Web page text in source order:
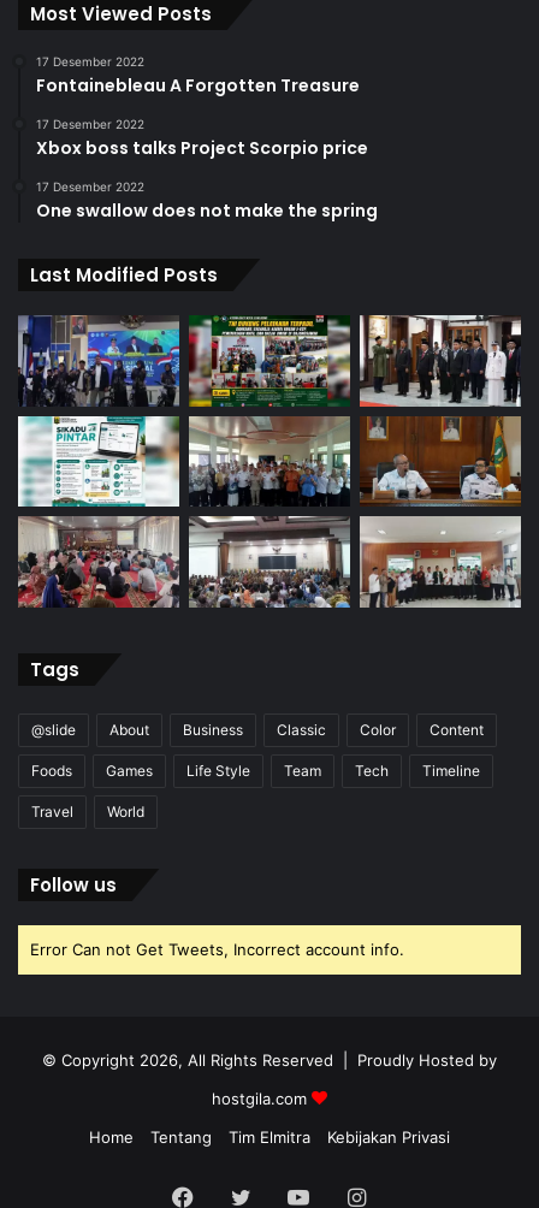
Most Viewed Posts
17 Desember 2022
Fontainebleau A Forgotten Treasure
17 Desember 2022
Xbox boss talks Project Scorpio price
17 Desember 2022
One swallow does not make the spring
Last Modified Posts
Tags
@slide About Business Classic Color Content
Foods Games Life Style Team Tech Timeline
Travel World
Follow us
Error Can not Get Tweets, Incorrect account info.
© Copyright 2026, All Rights Reserved | Proudly Hosted by
hostgila.com
Home
Tentang Tim Elmitra Kebijakan Privasi
Facebook
TwitterYouTubeInstagram